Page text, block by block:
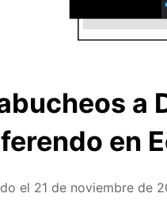
a
en
el 21 de noviembre de